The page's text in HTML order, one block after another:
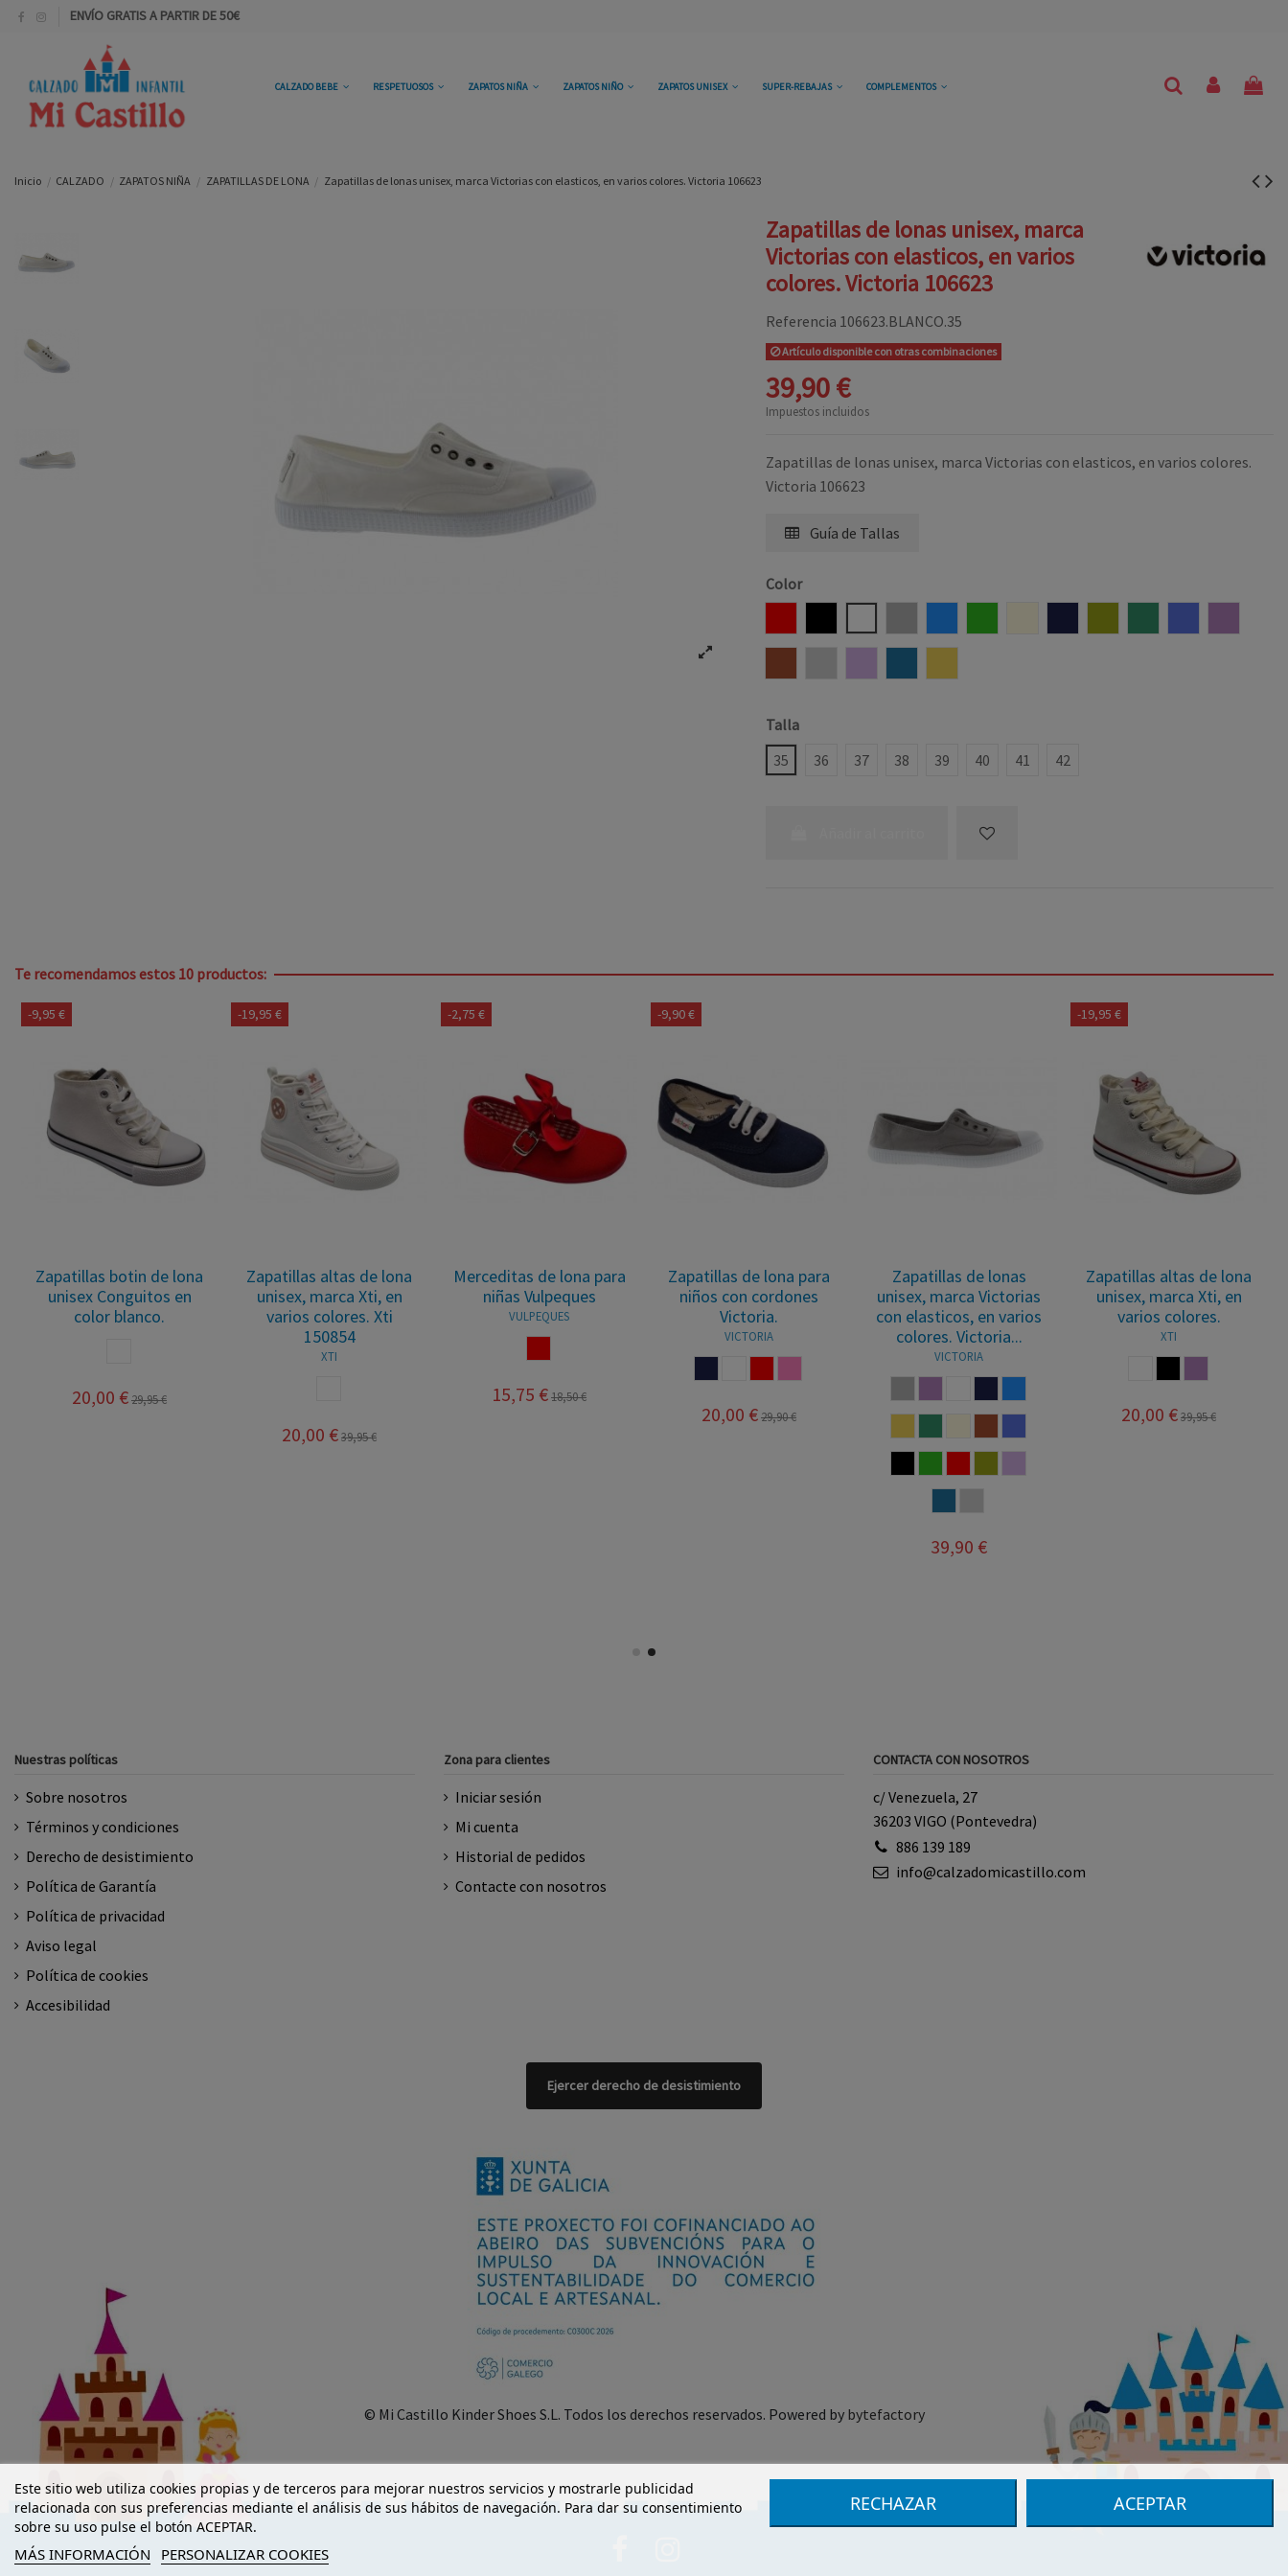
ENVÍO GRATIS A PARTIR DE 50€
CALZADO BEBE RESPETUOSOS ZAPATOS NIÑA ZAPATOS NIÑO ZAPATOS UNISEX SUPER-REBAJAS COMPLEMENTOS
Inicio CALZADO ZAPATOS NIÑA ZAPATILLAS DE LONA Zapatillas de lonas unisex, marca Victorias con elasticos, en varios colores. Victoria 106623
Zapatillas de lonas unisex, marca
Victorias con elasticos, en varios
colores. Victoria 106623
Referencia 106623.BLANCO.35
Artículo disponible con otras combinaciones
39,90 €
Impuestos incluidos
Zapatillas de lonas unisex, marca Victorias con elasticos, en varios colores.
Victoria 106623
Guía de Tallas
Color
Talla
35
36 37 38 39 40 41 42
Te recomendamos estos 10 productos:
-9,90 €
Zapatillas de lona con
cordones niños unisex,
marca Victoria, en varios
MARINO
BLANCO
BEIGEFUCSIA
Merceditas perforadas
para niñas Pablosky
PABLOSKY
PLATA
-5,25 €
Merceditas de lino beige
Chuches
CHUCHES
29,75 €35,00 €
-15,95 €
Zapatillas de lona con
velcro para niñas
Pablosky-
PABLOSKY
25,00 €40,95 €
Zapatillas botin de lona
unisex Conguitos en
color blanco.
BLANCO
20,00 € 29,95 €
-19,95 €
Zapatillas altas de lona
unisex, marca Xti, en
varios colores. Xti
150854
XTI
Nuestras políticas
Sobre nosotros
Términos y condiciones
Derecho de desistimiento
Política de Garantía
Política de privacidad
Aviso legal
Política de cookies
Accesibilidad
Zona para clientes
Iniciar sesión
Mi cuenta
Historial de pedidos
Contacte con nosotros
CONTACTA CON NOSOTROS
c/ Venezuela, 27
36203 VIGO (Pontevedra)
886 139 189
info@calzadomicastillo.com
Este sitio web utiliza cookies propias y de terceros para mejorar nuestros servicios y mostrarle publicidad
relacionada con sus preferencias mediante el análisis de sus hábitos de navegación. Para dar su consentimiento
sobre su uso pulse el botón ACEPTAR.
MÁS INFORMACIÓN PERSONALIZAR COOKIES
RECHAZAR ACEPTAR
Ejercer derecho de desistimiento
© Mi Castillo Kinder Shoes S.L. Todos los derechos reservados. Powered by bytefactory